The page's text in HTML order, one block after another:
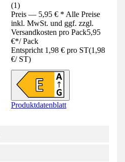
(1)
Preis — 5,95 € * Alle Preise
inkl. MwSt. und ggf. zzgl.
Versandkosten pro Pack5,95
€*/ Pack
Entspricht 1,98 € pro ST(1,98
€/ ST)
Produktdatenblatt